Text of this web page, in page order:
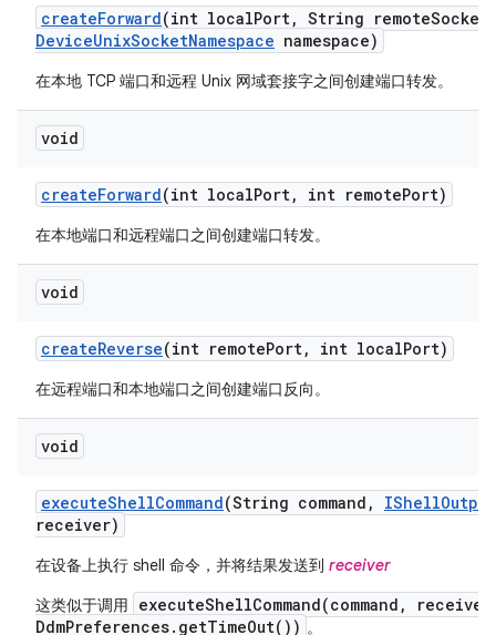
createForward(int localPort, String remoteSocket
DeviceUnixSocketNamespace namespace)
在本地 TCP 端口和远程 Unix 网域套接字之间创建端口转发。
void
createForward(int localPort, int remotePort)
在本地端口和远程端口之间创建端口转发。
void
createReverse(int remotePort, int localPort)
在远程端口和本地端口之间创建端口反向。
void
executeShellCommand(String command , IShellOutput
receiver)
在设备上执行 shell 命令，并将结果发送到 receiver
这类似于调用
executeShellCommand(command,
DdmPreferences.getTimeOut()) 。